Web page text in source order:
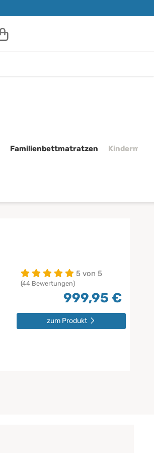
Familienbettmatratzen
5 von 5
(44 Bewertungen)
999,95 €
zum Produkt